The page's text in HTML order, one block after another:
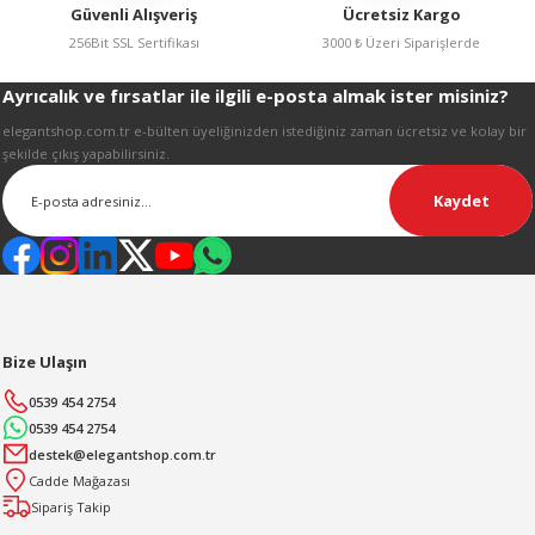
Gönder
Güvenli Alışveriş
256Bit SSL Sertifikası
Ücretsiz Kargo
3000 ₺ Üzeri Siparişlerde
Ayrıcalık ve fırsatlar ile ilgili e-posta almak ister misiniz?
elegantshop.com.tr e-bülten üyeliğinizden istediğiniz zaman ücretsiz ve kolay bir
şekilde çıkış yapabilirsiniz.
Kaydet
Bize Ulaşın
0539 454 2754
0539 454 2754
destek@elegantshop.com.tr
Cadde Mağazası
Sipariş Takip